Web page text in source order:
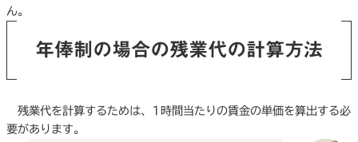
ん。
年俸制の場合の残業代の計算方法
残業代を計算するためは、1時間当たりの賃金の単価を算出する必
要があります。